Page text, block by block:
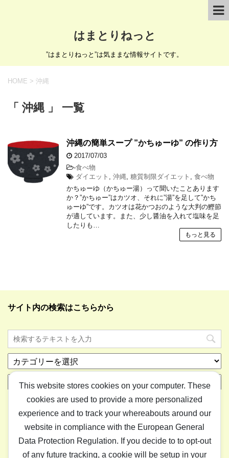
はまとりねっと
”はまとりねっと”は気ままな情報サイトです。
HOME > 沖縄
「 沖縄 」 一覧
沖縄の簡単スープ ”かちゅーゆ” の作り方
2017/07/03
-食べ物
ダイエット
沖縄 糖質制限ダイエット
食べ物
かちゅーゆ（かちゅー湯）って聞いたことあります
か？”かちゅー”はカツオ、それに”湯”を足して”かち
ゅーゆ”です。カツオは花かつおのような大判の鰹節
が適しています。また、少し醤油を入れて塩味を足
したりも…
もっと見る
サイト内の検索はこちらから
テ
ゴ
リ
ア
ー
ホーム ライフ ゲーム アイテム
“はまとりねっ
This website stores cookies on your computer. These
cookies are used to provide a more personalized
experience and to track your whereabouts around our
website in compliance with the European General
Data Protection Regulation. If you decide to to opt-out
of any future tracking, a cookie will be setup in your